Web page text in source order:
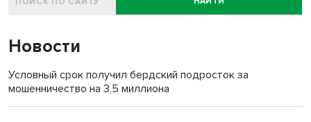
Новости
Условный срок получил бердский подросток за
мошенничество на 3,5 миллиона